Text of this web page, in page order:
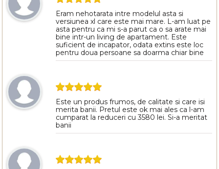
Eram nehotarata intre modelul asta si
versiunea xl care este mai mare. L-am luat pe
asta pentru ca mi s-a parut ca o sa arate mai
bine intr-un living de apartament. Este
suficient de incapator, odata extins este loc
pentru doua persoane sa doarma chiar bine
Este un produs frumos, de calitate si care isi
merita banii. Pretul este ok mai ales ca l-am
cumparat la reduceri cu 3580 lei. Si-a meritat
banii